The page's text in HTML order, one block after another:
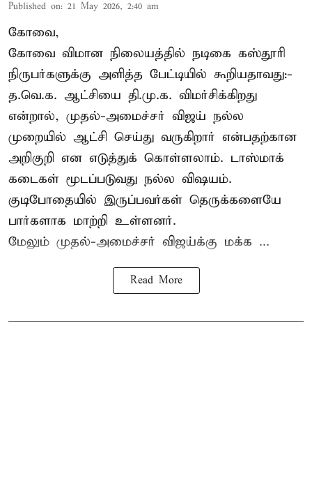
Published on: 21 May 2026, 2:40 am
கோவை,
கோவை விமான நிலையத்தில் நடிகை கஸ்தூரி
நிருபர்களுக்கு அளித்த பேட்டியில் கூறியதாவது:-
த.வெ.க. ஆட்சியை தி.மு.க. விமர்சிக்கிறது
என்றால், முதல்-அமைச்சர் விஜய் நல்ல
முறையில் ஆட்சி செய்து வருகிறார் என்பதற்கான
அறிகுறி என எடுத்துக் கொள்ளலாம். டாஸ்மாக்
கடைகள் மூடப்படுவது நல்ல விஷயம்.
குடிபோதையில் இருப்பவர்கள் தெருக்களையே
பார்களாக மாற்றி உள்ளனர்.
மேலும் முதல்-அமைச்சர் விஜய்க்கு மக்க ...
Read More